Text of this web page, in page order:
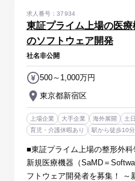
東証プライム上場の医
のソフトウェア開発
求人番号：37934
社名非公開
東京都新宿区
500～1,000万円
上場企業 大手企業 海外展開 土
育児・介護休暇あり
駅から徒歩10
■東証プライム上場の整形外
新規医療機器（SaMD＝
フトウェア開発者を募集！ ～